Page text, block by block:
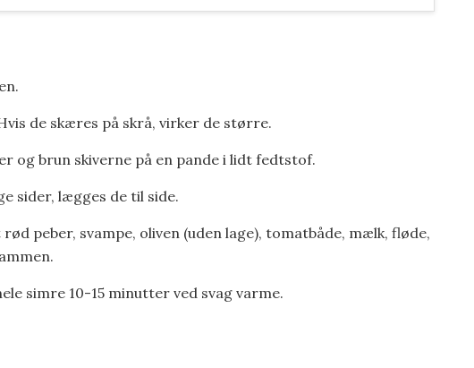
de skæres på skrå, virker de større.
og brun skiverne på en pande i lidt fedtstof.
sider, lægges de til side.
peber, svampe, oliven (uden lage), tomatbåde, mælk, fløde,
simre 10-15 minutter ved svag varme.